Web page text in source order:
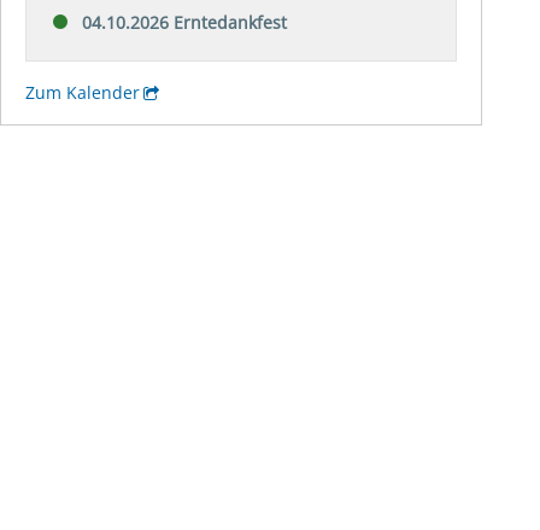
04.10.2026 Erntedankfest
Zum Kalender